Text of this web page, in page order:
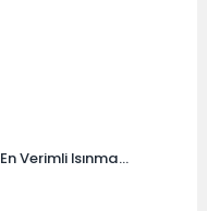
Verimli Isınma